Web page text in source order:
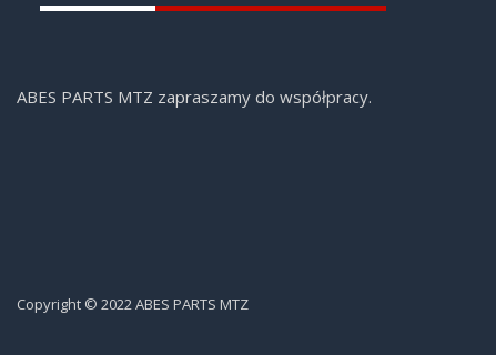
ABES PARTS MTZ zapraszamy do współpracy.
Copyright © 2022 ABES PARTS MTZ